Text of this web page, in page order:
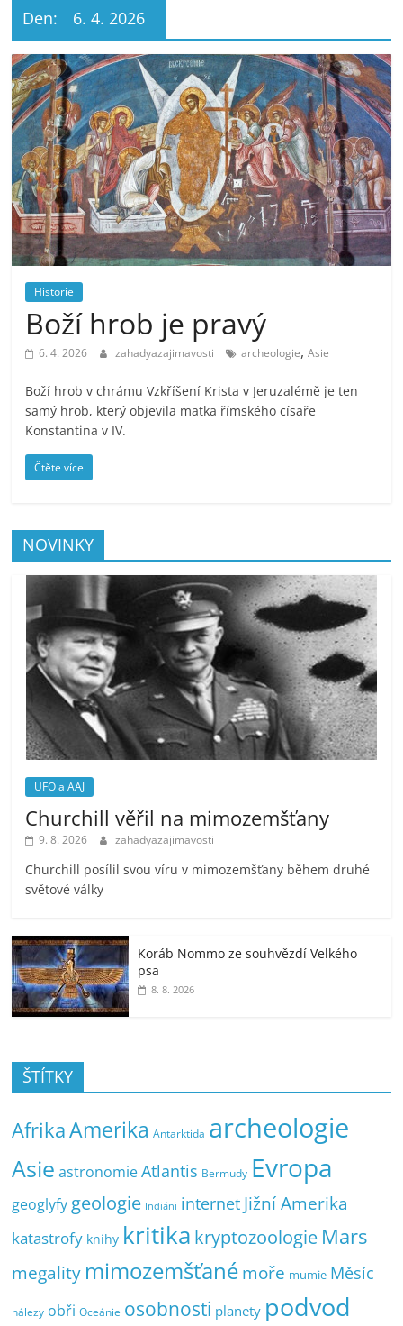
Den: 6. 4. 2026
Historie
Boží hrob je pravý
6. 4. 2026 zahadyazajimavosti archeologie,Asie
Boží hrob v chrámu Vzkříšení Krista v Jeruzalémě je ten
samý hrob, který objevila matka římského císaře
Konstantina v IV.
Čtěte více
NOVINKY
UFO a AAJ
Churchill věřil na mimozemšťany
9. 8. 2026 zahadyazajimavosti
Churchill posílil svou víru v mimozemšťany během druhé
světové války
Koráb Nommo ze souhvězdí Velkého
psa
8. 8. 2026
ŠTÍTKY
AfrikaAmerika Antarktida archeologie
Asie astronomie Atlantis Bermudy Evropa
geoglyfy geologie Indiáni internet Jižní Amerika
katastrofy knihy kritika kryptozoologie Mars
megality mimozemšťanémoře mumie Měsíc
nálezy obři Oceánie osobnosti planety podvod